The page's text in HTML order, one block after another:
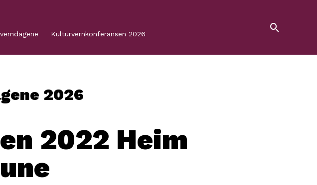
Kulturvernkonferansen 2026
2026
2022 Heim